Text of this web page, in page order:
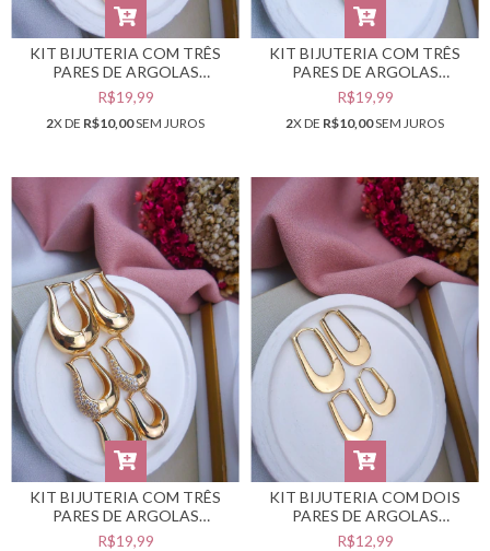
KIT BIJUTERIA COM TRÊS
PARES DE ARGOLAS
DOURADAS #B0105551
R$19,99
2X DE R$10,00SEM JUROS
KIT BIJUTERIA COM TRÊS
PARES DE ARGOLAS
DOURADAS #B0105549
R$19,99
2X DE R$10,00SEM JUROS
KIT BIJUTERIA COM TRÊS
PARES DE ARGOLAS
DOURADAS #B0105548
R$19,99
KIT BIJUTERIA COM DOIS
PARES DE ARGOLAS
DOURADAS #B0105547
R$12,99